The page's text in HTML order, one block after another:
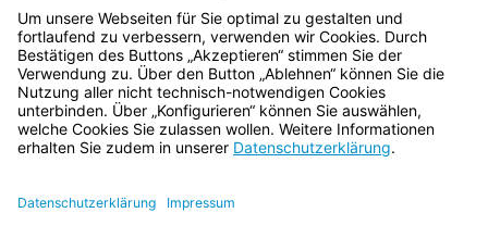
4. Abschnitt Kreisangehörige (Art. 11–15)
5. Abschnitt Kreishoheit (Art. 16–21)
Bayern.de
BayernPortal
Impressum